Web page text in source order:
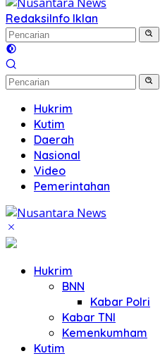
RedaksiInfo Iklan
Hukrim
Kutim
Daerah
Nasional
Video
Pemerintahan
Hukrim
BNN
Kabar Polri
Kabar TNI
Kemenkumham
Kutim